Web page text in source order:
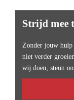
Strijd mee
Zonder jouw hulp
niet verder
wij doen, steun